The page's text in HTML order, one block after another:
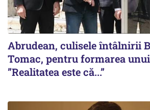
Abrudean, culisele întâlnirii
Tomac, pentru formarea
”Realitatea este că...”